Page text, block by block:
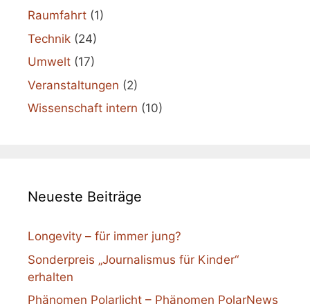
Raumfahrt (1)
Technik (24)
Umwelt (17)
Veranstaltungen (2)
Wissenschaft intern (10)
Neueste Beiträge
Longevity – für immer jung?
Sonderpreis „Journalismus für Kinder“
erhalten
Phänomen Polarlicht – Phänomen PolarNews